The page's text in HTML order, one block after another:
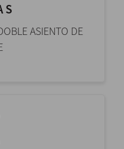
S
ASIENTO DE